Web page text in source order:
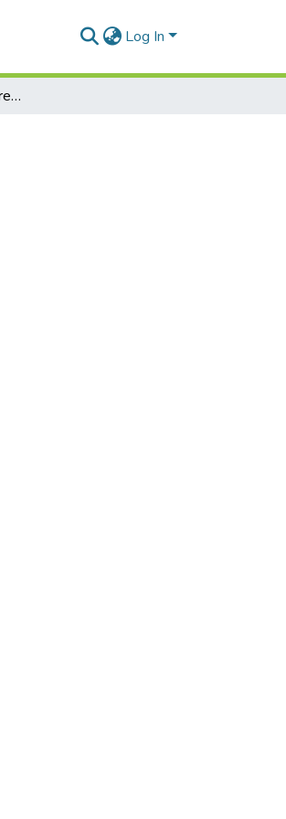
Log In
Sociālais tīkls multivides resursiem